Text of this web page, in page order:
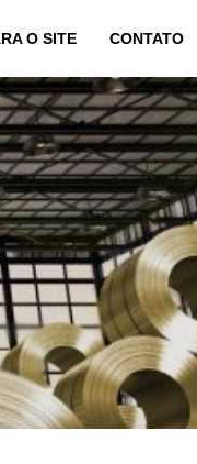
O SITE CONTATO